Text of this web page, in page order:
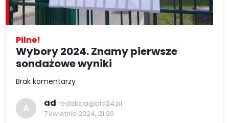
Pilne!
Wybory 2024. Znamy pierwsze
sondażowe wyniki
Brak komentarzy
A ad redakcja@bia24.pl
7 kwietnia 2024, 21:20